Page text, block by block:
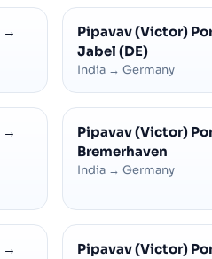
→
Pipavav (Victor)
Jabel (DE)
India → Germany
→
Pipavav (Victor)
Bremerhaven
India → Germany
→
Pipavav (Victor)